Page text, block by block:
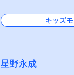
キッズ
星野永成